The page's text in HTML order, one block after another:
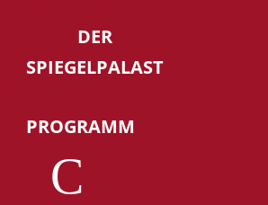
DER
SPIEGELPALAST
PROGRAMM
C